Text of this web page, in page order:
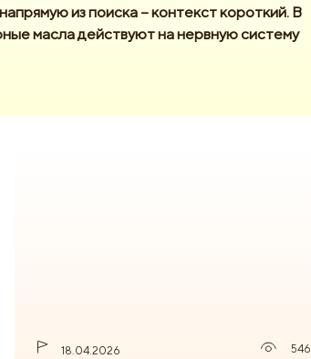
из поиска – контекст короткий. В
масла действуют на нервную систему
18.04.2026 546